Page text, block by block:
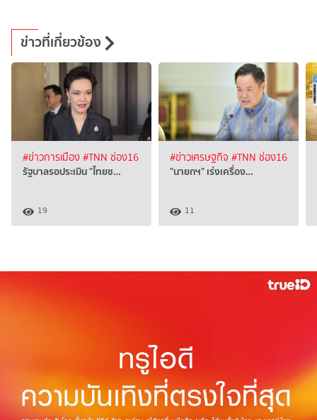
ข่าวที่เกี่ยวข้อง
#ข่าวการเมือง#TNN ช่อง16
รัฐบาลรอประเมิน "ไทยช…
19
#ข่าวเศรษฐกิจ #TNN ช่อง16
"นายกฯ" เร่งเครื่อง…
11